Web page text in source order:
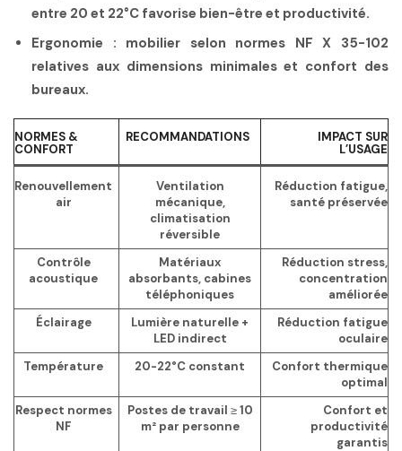
entre 20 et 22°C favorise bien-être et productivité.
Ergonomie : mobilier selon normes NF X 35-102
relatives aux dimensions minimales et confort des
bureaux.
NORMES &
CONFORT
RECOMMANDATIONS
IMPACT SUR
L’USAGE
Renouvellement
air
Ventilation
mécanique,
climatisation
réversible
Réduction fatigue,
santé préservée
Contrôle
acoustique
Matériaux
absorbants, cabines
téléphoniques
Réduction stress,
concentration
améliorée
Éclairage
Lumière naturelle +
LED indirect
Réduction fatigue
oculaire
Température
20-22°C constant
Confort thermique
optimal
Respect normes
NF
Postes de travail ≥ 10
m² par personne
Confort et
productivité
garantis